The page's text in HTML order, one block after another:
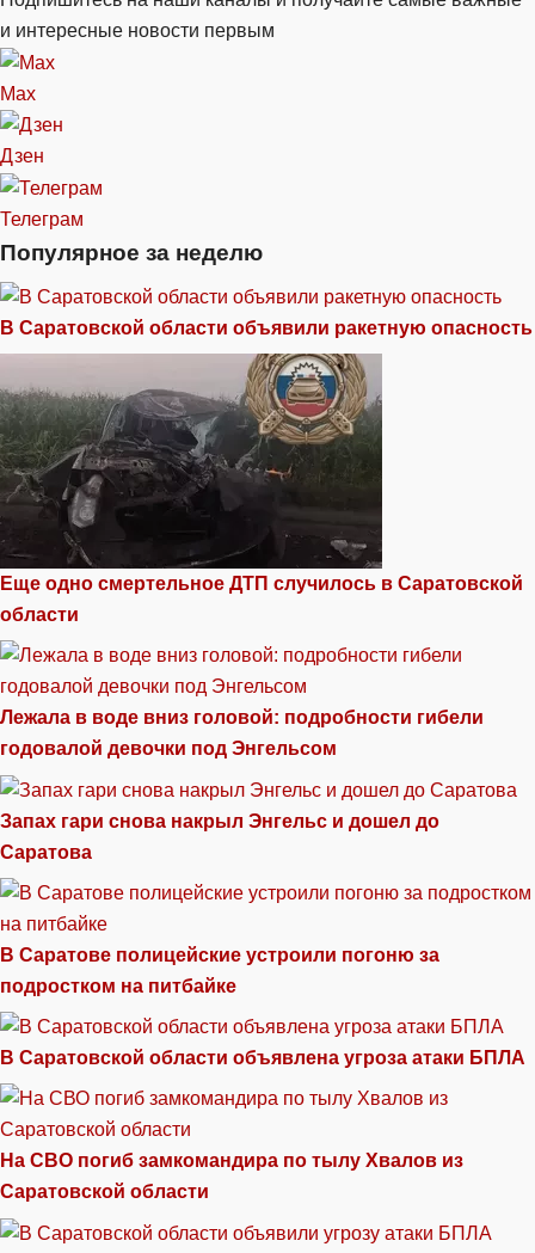
и интересные новости первым
Max
Дзен
Телеграм
Популярное за неделю
В Саратовской области объявили ракетную опасность
Еще одно смертельное ДТП случилось в Саратовской
области
Лежала в воде вниз головой: подробности гибели
годовалой девочки под Энгельсом
Запах гари снова накрыл Энгельс и дошел до
Саратова
В Саратове полицейские устроили погоню за
подростком на питбайке
В Саратовской области объявлена угроза атаки БПЛА
На СВО погиб замкомандира по тылу Хвалов из
Саратовской области